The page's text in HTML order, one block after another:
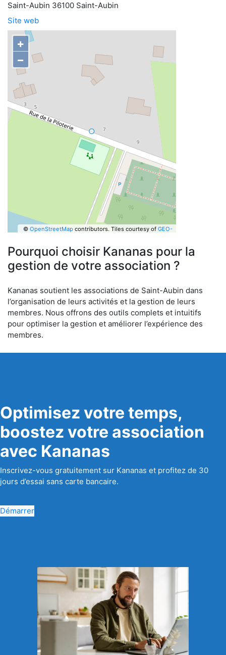
Saint-Aubin 36100 Saint-Aubin
Site web
+
−
© OpenStreetMapcontributors. Tiles courtesy of GEO-
Pourquoi choisir Kananas pour la
gestion de votre association ?
Kananas soutient les associations de Saint-Aubin dans
l’organisation de leurs activités et la gestion de leurs
membres. Nous offrons des outils complets et intuitifs
pour optimiser la gestion et améliorer l’expérience des
membres.
Optimisez votre temps,
boostez votre association
avec Kananas
Inscrivez-vous gratuitement sur Kananas et profitez de 30
jours d’essai sans carte bancaire.
Démarrer